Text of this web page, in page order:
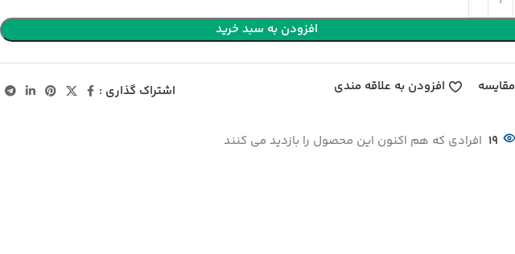
افزودن به سبد خرید
مقایسه افزودن به علاقه مندی اشتراک گذاری :
19 افرادی که هم اکنون این محصول را بازدید می کنند